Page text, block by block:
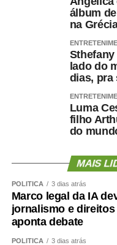
álbum
na
lado do
dias, pra
Luma
filho
do
MAIS
POLÍTICA 3 dias atrás
Marco legal da IA
jornalismo e
aponta debate
POLÍTICA 3 dias atrás